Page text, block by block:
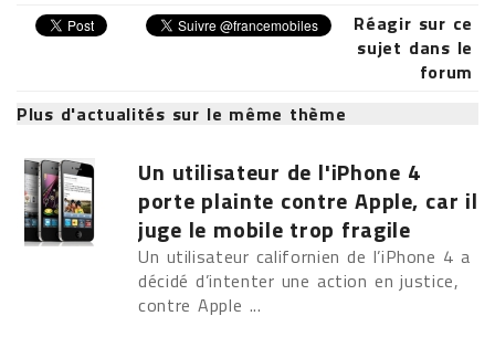
Réagir sur ce
sujet dans le
forum
Plus d'actualités sur le même thème
Un utilisateur de l'iPhone 4
porte plainte contre Apple, car il
juge le mobile trop fragile
Un utilisateur californien de l’iPhone 4 a
décidé d’intenter une action en justice,
contre Apple ...